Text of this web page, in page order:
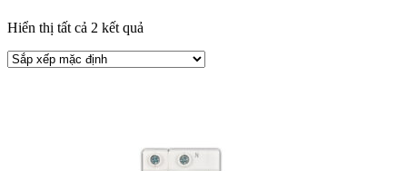
Hiển thị tất cả 2 kết quả